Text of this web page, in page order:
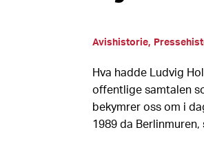
Avishistorie
Hva hadde Ludvig
offentlige samtalen
bekymrer oss om i
1989 da